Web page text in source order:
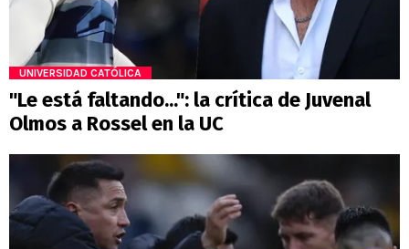
UNIVERSIDAD CATÓLICA
"Le está faltando...": la crítica de Juvenal
Olmos a Rossel en la UC